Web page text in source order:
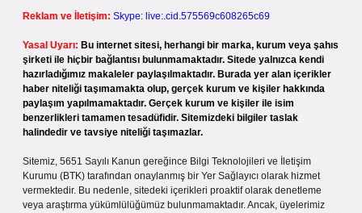
Reklam ve İletişim: Skype: live:.cid.575569c608265c69
Yasal Uyarı: Bu internet sitesi, herhangi bir marka, kurum veya şahıs
şirketi ile hiçbir bağlantısı bulunmamaktadır. Sitede yalnızca kendi
hazırladığımız makaleler paylaşılmaktadır. Burada yer alan içerikler
haber niteliği taşımamakta olup, gerçek kurum ve kişiler hakkında
paylaşım yapılmamaktadır. Gerçek kurum ve kişiler ile isim
benzerlikleri tamamen tesadüfidir. Sitemizdeki bilgiler taslak
halindedir ve tavsiye niteliği taşımazlar.
Sitemiz, 5651 Sayılı Kanun gereğince Bilgi Teknolojileri ve İletişim
Kurumu (BTK) tarafından onaylanmış bir Yer Sağlayıcı olarak hizmet
vermektedir. Bu nedenle, sitedeki içerikleri proaktif olarak denetleme
veya araştırma yükümlülüğümüz bulunmamaktadır. Ancak, üyelerimiz